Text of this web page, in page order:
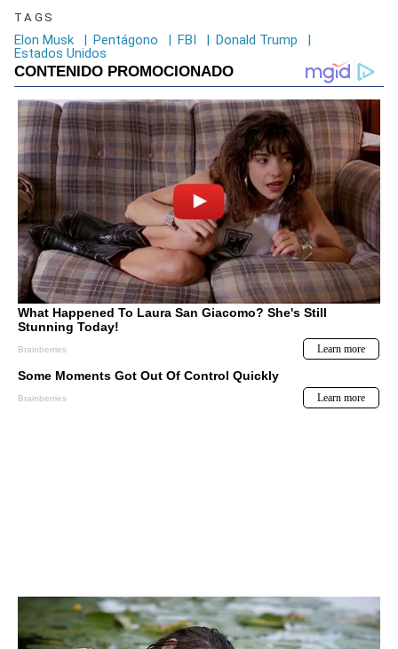
TAGS
Elon Musk | Pentágono | FBI | Donald Trump
|
Estados Unidos